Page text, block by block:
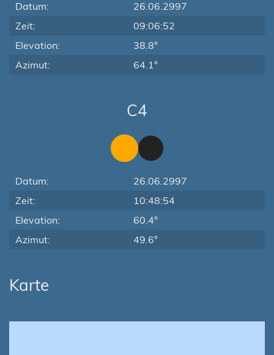
Datum:
26.06.2997
Zeit:
09:06:52
Elevation:
38.8°
Azimut:
64.1°
C4
Datum:
26.06.2997
Zeit:
10:48:54
Elevation:
60.4°
Azimut:
49.6°
Karte